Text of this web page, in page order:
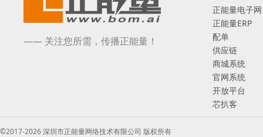
—— 关注您所需，传播正能量！
正能量电子网
正能量ERP
配单
供应链
商城系统
官网系统
开放平台
芯扒客
©2017-2026 深圳市正能量网络技术有限公司 版权所有